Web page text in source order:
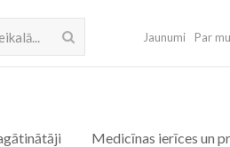
Meklēt
Jaunumi Par
Medicīnas ierīces un